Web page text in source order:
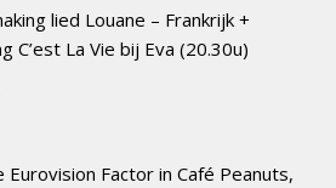
lied Louane – Frankrijk +
C’est La Vie bij Eva (20.30u)
Eurovision Factor in Café Peanuts,